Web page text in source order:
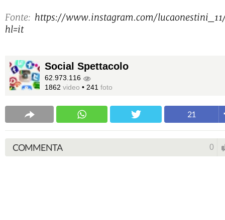
Fonte: https://www.instagram.com/
hl=it
Social Spettacolo
62.973.116
1862 video • 241 foto
21
COMMENTA 0